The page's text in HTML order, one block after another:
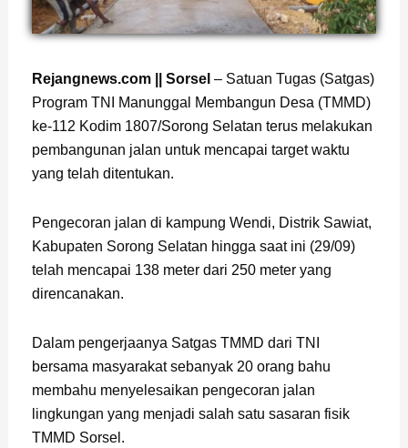
Rejangnews.com || Sorsel – Satuan Tugas (Satgas)
Program TNI Manunggal Membangun Desa (TMMD)
ke-112 Kodim 1807/Sorong Selatan terus melakukan
pembangunan jalan untuk mencapai target waktu
yang telah ditentukan.
Pengecoran jalan di kampung Wendi, Distrik Sawiat,
Kabupaten Sorong Selatan hingga saat ini (29/09)
telah mencapai 138 meter dari 250 meter yang
direncanakan.
Dalam pengerjaanya Satgas TMMD dari TNI
bersama masyarakat sebanyak 20 orang bahu
membahu menyelesaikan pengecoran jalan
lingkungan yang menjadi salah satu sasaran fisik
TMMD Sorsel.
Page
, Page